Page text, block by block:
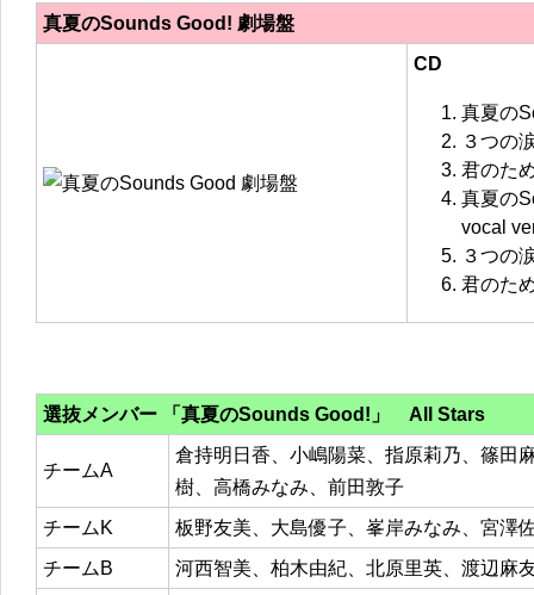
真夏のSounds Good! 劇場盤
CD
真夏の
３つの
君のた
真夏の
vocal
３つの
君のた
選抜メンバー 「真夏のSounds Good!」 All Stars
チームA
倉持明日香、小嶋陽菜、指原莉乃、篠田
樹、高橋みなみ、前田敦子
チームK
板野友美、大島優子、峯岸みなみ、宮澤
チームB
河西智美、柏木由紀、北原里英、渡辺麻